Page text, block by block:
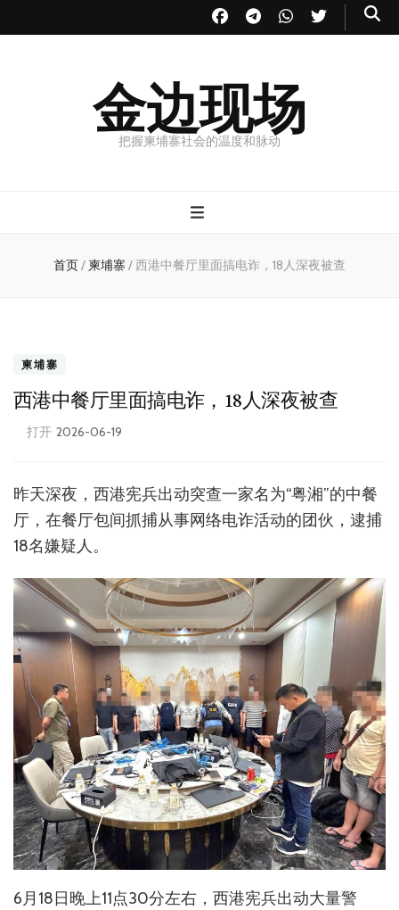
金边现场
把握柬埔寨社会的温度和脉动
首页/ 柬埔寨 /西港中餐厅里面搞电诈，18人深夜被查
柬埔寨
西港中餐厅里面搞电诈，18人深夜被查
打开 2026-06-19
昨天深夜，西港宪兵出动突查一家名为“粤湘”的中餐
厅，在餐厅包间抓捕从事网络电诈活动的团伙，逮捕
18名嫌疑人。
6月18日晚上11点30分左右，西港宪兵出动大量警